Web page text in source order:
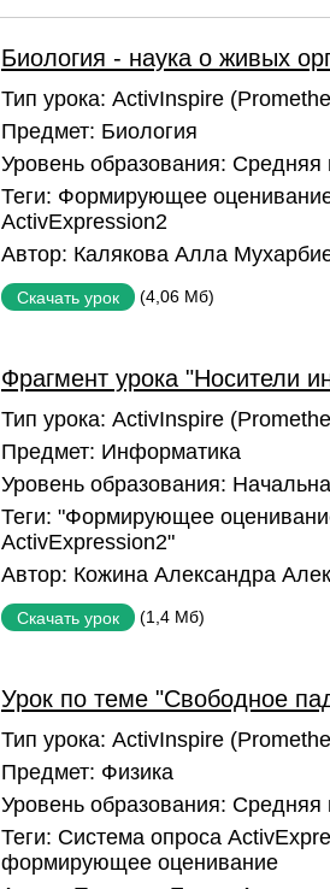
Биология - наука о живых
Тип урока: ActivInspire
Предмет: Биология
Уровень образования: Средняя
Теги: Формирующее
ActivExpression2
Автор: Калякова Алла
Скачать урок (4,06 Мб)
Фрагмент урока "Носители
Тип урока: ActivInspire
Предмет: Информатика
Уровень образования:
Теги: "Формирующее
ActivExpression2"
Автор: Кожина Александра
Скачать урок (1,4 Мб)
Урок по теме "Свободное
Тип урока: ActivInspire
Предмет: Физика
Уровень образования: Средняя
Теги: Система опроса
формирующее оценивание